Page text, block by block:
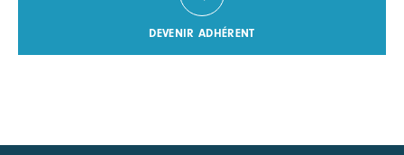
DEVENIR ADHÉRENT